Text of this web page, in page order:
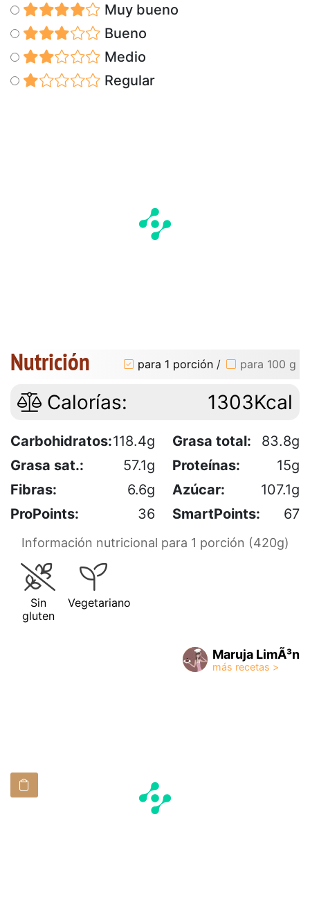
Muy bueno
Bueno
Medio
Regular
Nutrición para 1 porción / para 100 g
Calorías: 1303Kcal
Carbohidratos:118.4g Grasa total:
83.8g
Grasa sat.:
57.1g Proteínas:
15g
Fibras:
6.6g Azúcar:
107.1g
ProPoints:
36 SmartPoints: 67
Información nutricional para 1 porción (420g)
Sin
gluten
Vegetariano
Maruja LimÃ³n